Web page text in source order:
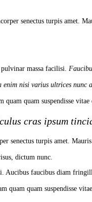
senectus turpis amet.
massa facilisi.
nisi varius ultrices
quam suspendisse
cras ipsum
senectus turpis amet.
dictum nunc.
faucibus diam
quam quam suspendisse